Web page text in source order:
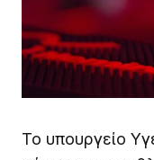
Το υπουργείο